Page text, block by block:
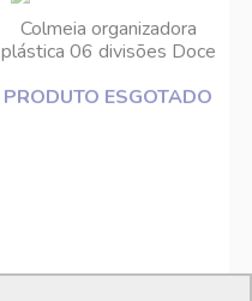
Colmeia organizadora
plástica 06 divisões Doce
PRODUTO ESGOTADO